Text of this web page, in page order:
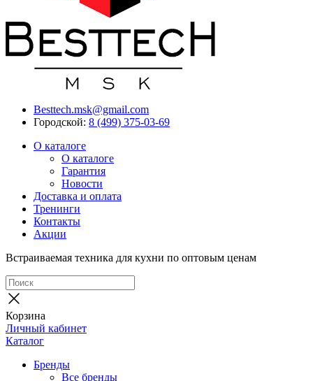
Besttech.msk@gmail.com
Городской: 8 (499) 375-03-69
О каталоге
О каталоге
Гарантия
Новости
Доставка и оплата
Тренинги
Контакты
Акции
Встраиваемая техника для кухни по оптовым ценам
Корзина
Личный кабинет
Каталог
Бренды
Все бренды